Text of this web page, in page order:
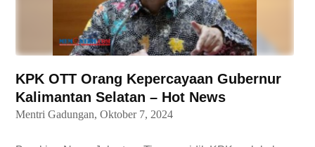
KPK OTT Orang Kepercayaan Gubernur
Kalimantan Selatan – Hot News
Mentri Gadungan, Oktober 7, 2024